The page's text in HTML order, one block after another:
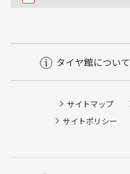
タイヤ館について
サイトマップ
サイトポリシー